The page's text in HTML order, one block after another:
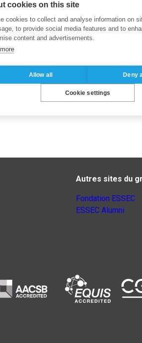
,Mesure de la qualité
Autres sites du
Fondation ESSEC
ESSEC Alumni
cookies on this site
cookies to collect and analyse information on
to provide social media features and to
content and advertisements.
Allow all Deny
Cookie settings